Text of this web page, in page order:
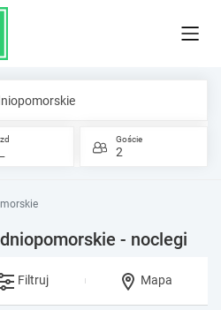
Goście
2
- noclegi
Filtruj Mapa